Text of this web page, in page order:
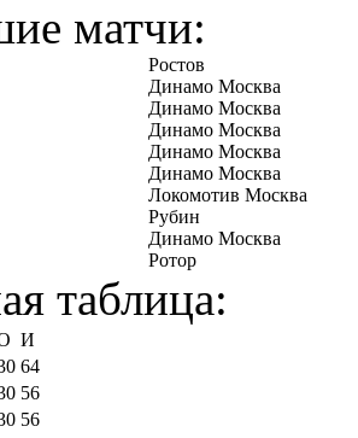
матчи:
Ростов
Динамо Москва
Динамо Москва
Динамо Москва
Динамо Москва
Динамо Москва
Локомотив Москва
Рубин
Динамо Москва
Ротор
таблица:
И
64
56
56